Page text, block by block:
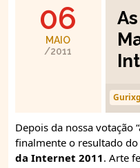
06
MAIO
/2011
Depois da nossa votação
finalmente o resultado do
da Internet 2011. Arte